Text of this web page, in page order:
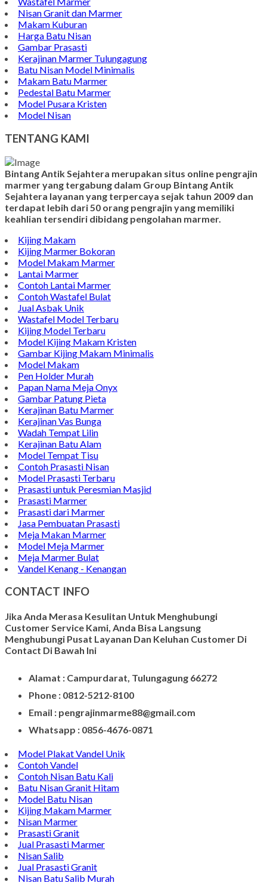
Contoh Bongpay Kristen
Contoh Vandel Marmer
Makam Marmer Islam
Prasasti Marmer Jumbo
Contoh Nisan Model Muslim
Batu Nisan Minimalis
Kijing Makam Marmer
Contoh Makam Granit
Kijing Islam Marmer
Prasasti Nisan
Makam Marmer
Contoh Prasasti Peresmian
Wastafel Marmer
Makam Kuburan
Harga Batu Nisan
Gambar Prasasti
Kerajinan Marmer Tulungagung
Batu Nisan Model Minimalis
Makam Batu Marmer
Pedestal Batu Marmer
Model Pusara Kristen
Model Nisan
TENTANG KAMI
Bintang Antik Sejahtera merupakan situs online pengrajin
marmer yang tergabung dalam Group Bintang Antik
Sejahtera layanan yang terpercaya sejak tahun 2009 dan
terdapat lebih dari 50 orang pengrajin yang memiliki
keahlian tersendiri dibidang pengolahan marmer.
Kijing Makam
Kijing Marmer Bokoran
Model Makam Marmer
Lantai Marmer
Contoh Lantai Marmer
Contoh Wastafel Bulat
Jual Asbak Unik
Wastafel Model Terbaru
Kijing Model Terbaru
Model Kijing Makam Kristen
Gambar Kijing Makam Minimalis
Model Makam
Pen Holder Murah
Papan Nama Meja Onyx
Gambar Patung Pieta
Kerajinan Batu Marmer
Kerajinan Vas Bunga
Wadah Tempat Lilin
Kerajinan Batu Alam
Model Tempat Tisu
Model Prasasti Terbaru
Prasasti untuk Peresmian Masjid
Prasasti Marmer
Prasasti dari Marmer
Meja Makan Marmer
Meja Marmer Bulat
Vandel Kenang - Kenangan
CONTACT INFO
Jika Anda Merasa Kesulitan Untuk Menghubungi
Customer Service Kami, Anda Bisa Langsung
Menghubungi Pusat Layanan Dan Keluhan Customer Di
Contact Di Bawah Ini
Alamat : Campurdarat, Tulungagung 66272
Phone : 0812-5212-8100
Email : pengrajinmarme88@gmail.com
Whatsapp : 0856-4676-0871